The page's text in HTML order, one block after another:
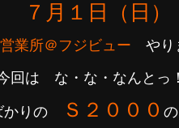
７月１日（日）
業所＠フジビュー やり
回は な・な・なんとっ
かりの
Ｓ２０００